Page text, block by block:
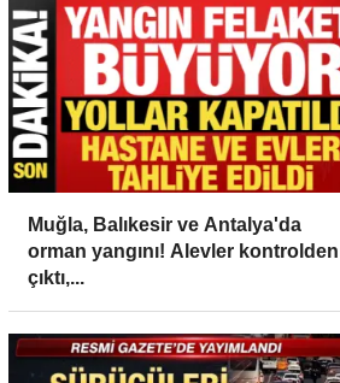
Muğla, Balıkesir ve Antalya'da
orman yangını! Alevler kontrolden
çıktı,...